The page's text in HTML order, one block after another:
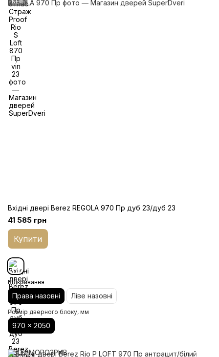
NEW
Вхідні двері Berez REGOLA 970 Пр дуб 23/дуб 23
41 585 грн
Купити
Відкривання
Права назовні Ліве назовні
Розмір дверного блоку, мм
970 x 2050